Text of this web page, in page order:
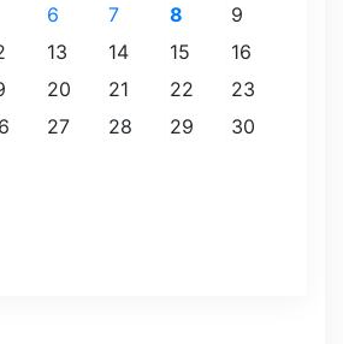
6 7 8
9
13 14 15
16
20 21 22
23
27 28 29
30